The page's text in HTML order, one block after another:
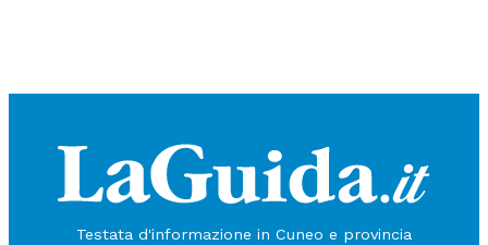
Testata d'informazione in Cuneo e provincia